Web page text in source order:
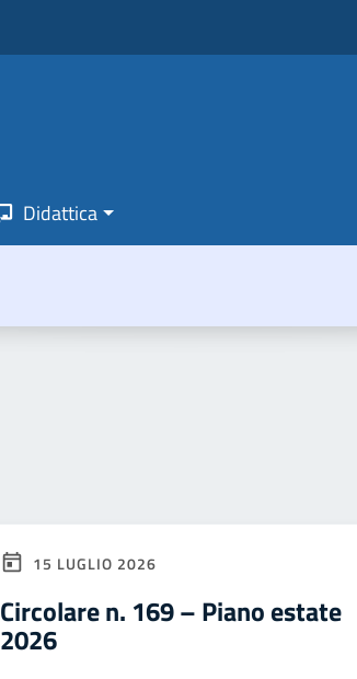
Didattica
15 LUGLIO 2026
Circolare n. 169 – Piano estate
2026